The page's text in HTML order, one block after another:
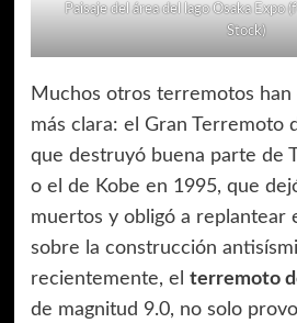
Paisaje del área del lago Osaka Expo
Stock)
Muchos otros terremotos han
más clara: el Gran Terremoto
que destruyó buena parte de
o el de Kobe en 1995, que
muertos y obligó a replantear
sobre la construcción
recientemente, el terremoto
de magnitud 9.0, no solo